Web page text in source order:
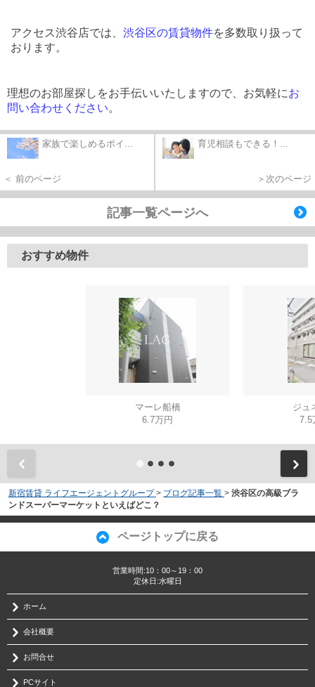
アクセス渋谷店では、 渋谷区の賃貸物件を多数取り扱って
おります。
理想のお部屋探しをお手伝いいたしますので、お気軽にお
問い合わせください。
家族で楽しめるポイ...
＜ 前のページ
育児相談もできる！...
＞次のページ
記事一覧ページへ
おすすめ物件
マーレ船橋
6.7万円
ジュ
7.5
新宿賃貸 ライフエージェントグループ > ブログ記事一覧 > 渋谷区の高級ブラ
ンドスーパーマーケットといえばどこ？
ページトップに戻る
営業時間:10：00～19：00
定休日:水曜日
ホーム
会社概要
お問合せ
PCサイト